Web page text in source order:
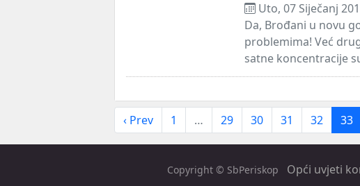
Uto, 07 Siječanj
Da, Brođani u novu
problemima! Već
satne koncentracije
‹ Prev 1 … 29 30 31 32 33
Copyright © SbPeriskop Opći uvjeti